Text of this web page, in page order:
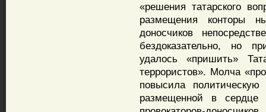
«решения татарского
размещения конторы
доносчиков
бездоказательно, но
удалось «пришить»
террористов». Молча
повысила политическую
размещенной в сердце